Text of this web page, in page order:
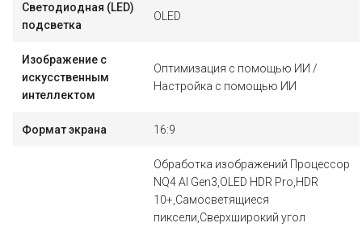
Светодиодная (LED)
подсветка
OLED
Изображение с
искусственным
интеллектом
Оптимизация с помощью ИИ /
Настройка с помощью ИИ
Формат экрана 16:9
Обработка изображений Процессор
NQ4 AI Gen3,OLED HDR Pro,HDR
10+,Самосветящиеся
пиксели,Сверхширокий угол